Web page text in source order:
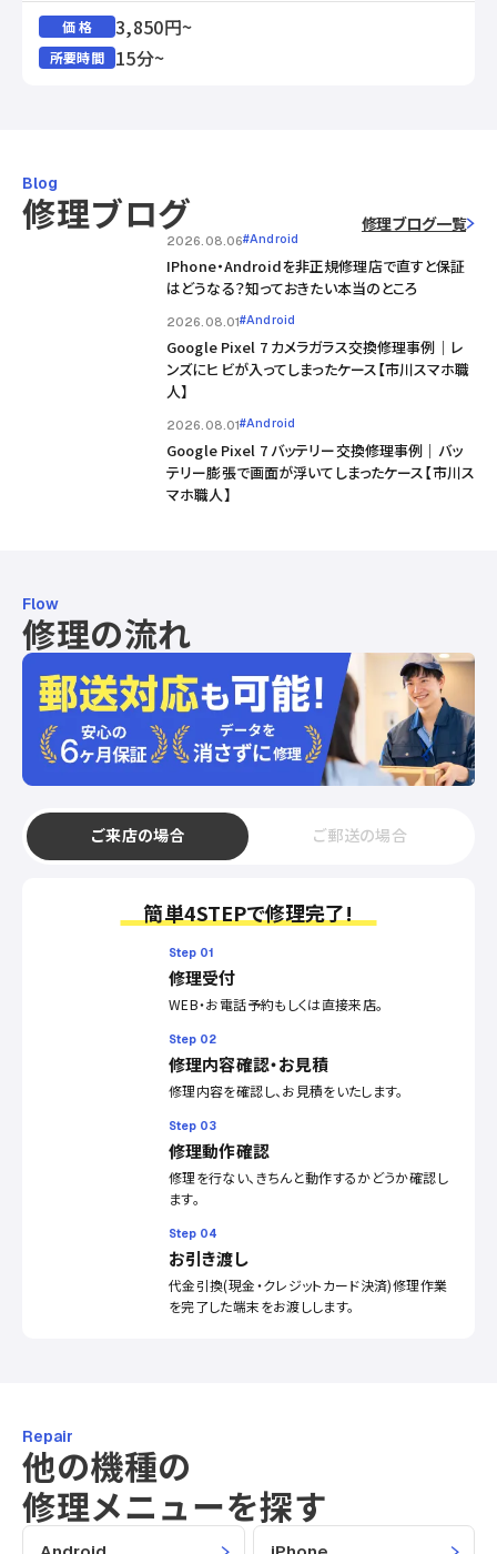
価 格 3,850円~
所要時間 15分~
Blog
修理ブログ 修理ブログ一覧
2026.08.06#Android
IPhone・Androidを非正規修理店で直すと保証
はどうなる？知っておきたい本当のところ
2026.08.01#Android
Google Pixel 7 カメラガラス交換修理事例｜レ
ンズにヒビが入ってしまったケース【市川スマホ職
人】
2026.08.01#Android
Google Pixel 7 バッテリー交換修理事例｜バッ
テリー膨張で画面が浮いてしまったケース【市川ス
マホ職人】
Flow
修理の流れ
ご来店の場合 ご郵送の場合
簡単4STEPで修理完了!
Step 01
修理受付
WEB・お電話予約もしくは直接来店。
Step 02
修理内容確認・お見積
修理内容を確認し、お見積をいたします。
Step 03
修理動作確認
修理を行ない、きちんと動作するかどうか確認し
ます。
Step 04
お引き渡し
代金引換(現金・クレジットカード決済)修理作業
を完了した端末をお渡しします。
Repair
他の機種の
修理メニューを探す